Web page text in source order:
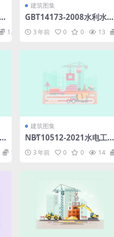
1.98
建筑图集
GBT14173-2008水利水
及验收规范.pdf
3 年前 0 0 13
1.98
建筑图集
NB∕T10512-2021水电工
程边坡设计规范(2.25MB).
pdf3 年前 0 0 14